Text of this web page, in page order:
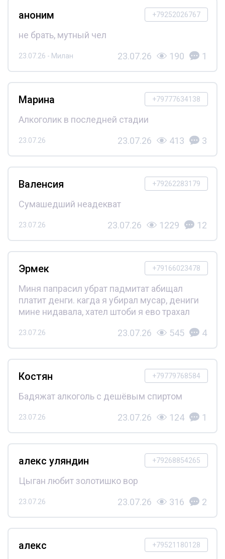
+79252026767
аноним
не брать, мутный чел
23.07.26 - Милан 23.07.26 190 1
+79777634138
Марина
Алкоголик в последней стадии
23.07.26 23.07.26 413 3
+79262283179
Валенсия
Сумашедший неадекват
23.07.26 23.07.26 1229 12
+79166023478
Эрмек
Миня папрасил убрат падмитат абищал
платит денги. кагда я убирал мусар, дениги
мине нидавала, хател штоби я ево трахал
23.07.26 23.07.26 545 4
+79779768584
Костян
Бадяжат алкоголь с дешёвым спиртом
23.07.26 23.07.26 124 1
+79268854265
алекс уляндин
Цыган любит золотишко вор
23.07.26 23.07.26 316 2
+79521180128
алекс